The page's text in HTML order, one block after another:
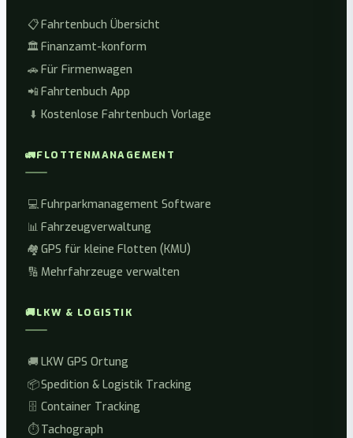
📋Fahrtenbuch Übersicht
🏛️Finanzamt-konform
🚗 Für Firmenwagen
📲 Fahrtenbuch App
⬇️ Kostenlose Fahrtenbuch Vorlage
🚛FLOTTENMANAGEMENT
💻Fuhrparkmanagement Software
📊 Fahrzeugverwaltung
🏘️ GPS für kleine Flotten (KMU)
🔢 Mehrfahrzeuge verwalten
🚚LKW & LOGISTIK
🚚 LKW GPS Ortung
📦Spedition & Logistik Tracking
🗄️ Container Tracking
⏱️ Tachograph